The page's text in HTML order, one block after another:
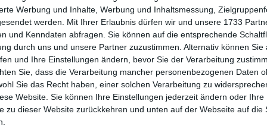
Werbung und Inhalte, Werbung und Inhaltsmessung,
werden. Mit Ihrer Erlaubnis dürfen wir und unsere 1733
und Kenndaten abfragen. Sie können auf die entsprechende
durch uns und unsere Partner zuzustimmen. Alternativ können Sie
und Ihre Einstellungen ändern, bevor Sie der Verarbeitung
Sie, dass die Verarbeitung mancher personenbezogenen Daten
Sie das Recht haben, einer solchen Verarbeitung zu
Website. Sie können Ihre Einstellungen jederzeit ändern oder Ihre
zu dieser Website zurückkehren und unten auf der Webseite auf die
Cerundolo gegen Jack Draper
Martin Etcheverry gegen Evans
eine dezimierte italienische
gewann das Einzel gegen
Andrea Vavassori die Paarung
besiegten. Turnierfavorit
B.
on
uss
mal
des
nt.
kel